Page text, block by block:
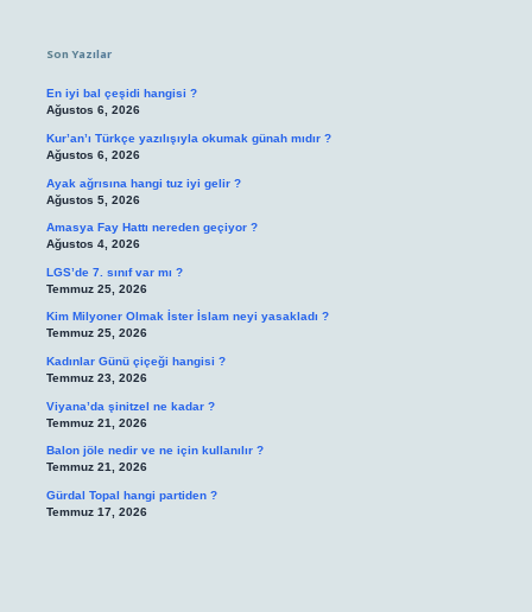
Son Yazılar
En iyi bal çeşidi hangisi ?
Ağustos 6, 2026
Kur’an’ı Türkçe yazılışıyla okumak günah mıdır ?
Ağustos 6, 2026
Ayak ağrısına hangi tuz iyi gelir ?
Ağustos 5, 2026
Amasya Fay Hattı nereden geçiyor ?
Ağustos 4, 2026
LGS’de 7. sınıf var mı ?
Temmuz 25, 2026
Kim Milyoner Olmak İster İslam neyi yasakladı ?
Temmuz 25, 2026
Kadınlar Günü çiçeği hangisi ?
Temmuz 23, 2026
Viyana’da şinitzel ne kadar ?
Temmuz 21, 2026
Balon jöle nedir ve ne için kullanılır ?
Temmuz 21, 2026
Gürdal Topal hangi partiden ?
Temmuz 17, 2026